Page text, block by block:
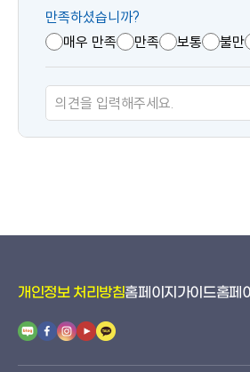
텐
츠
만
족
도
만족하셨습니까?
매우 만족
만족 보통 불만
개인정보 처리방침홈페이지가이드홈페